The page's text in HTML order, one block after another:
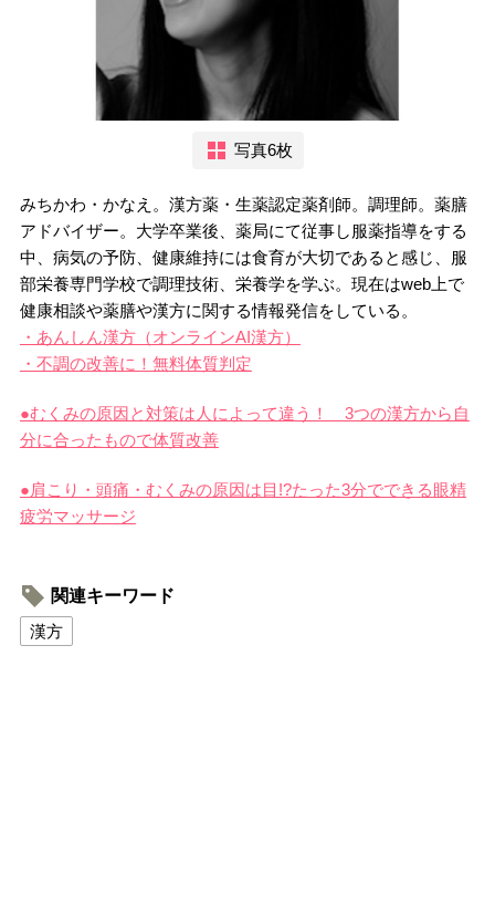
写真6枚
みちかわ・かなえ。漢方薬・生薬認定薬剤師。調理師。薬膳
アドバイザー。大学卒業後、薬局にて従事し服薬指導をする
中、病気の予防、健康維持には食育が大切であると感じ、服
部栄養専門学校で調理技術、栄養学を学ぶ。現在はweb上で
健康相談や薬膳や漢方に関する情報発信をしている。
・あんしん漢方（オンラインAI漢方）
・不調の改善に！無料体質判定
●むくみの原因と対策は人によって違う！ 3つの漢方から自
分に合ったもので体質改善
●肩こり・頭痛・むくみの原因は目!?たった3分でできる眼精
疲労マッサージ
関連キーワード
漢方